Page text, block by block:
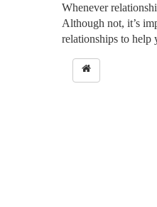
Whenever
Although not, it’s
relationships to help